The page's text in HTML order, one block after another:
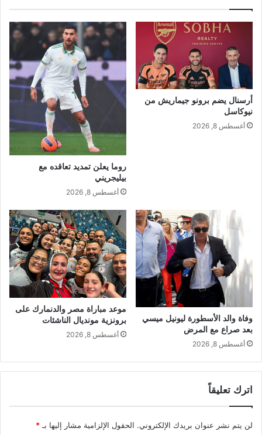
أرسنال يضم برونو جيماريش من
نيوكاسل
أغسطس 8, 2026
روما يعلن تمديد تعاقده مع
بيليجريني
أغسطس 8, 2026
وفاة والد الأسطورة ليونيل ميسي
بعد صراع مع المرض
أغسطس 8, 2026
موعد مباراة مصر والدنمارك على
برونزية مونديال الناشئات
أغسطس 8, 2026
اترك تعليقاً
لن يتم نشر عنوان بريدك الإلكتروني. الحقول الإلزامية مشار إليها بـ *